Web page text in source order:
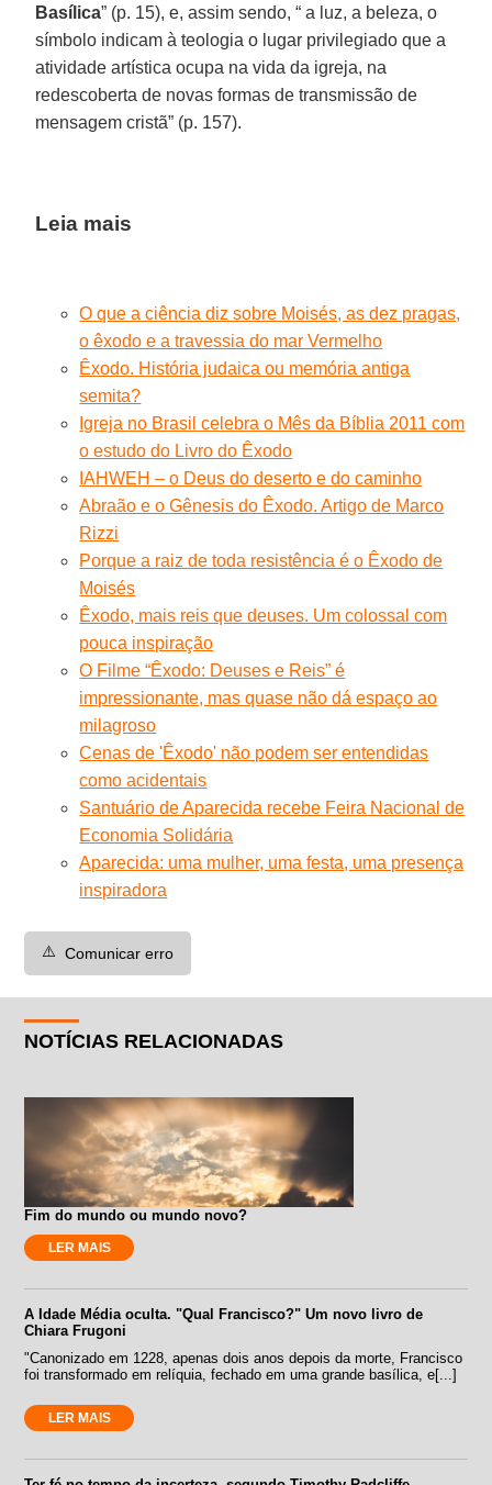
Basílica” (p. 15), e, assim sendo, “ a luz, a beleza, o
símbolo indicam à teologia o lugar privilegiado que a
atividade artística ocupa na vida da igreja, na
redescoberta de novas formas de transmissão de
mensagem cristã” (p. 157).
Leia mais
O que a ciência diz sobre Moisés, as dez pragas,
o êxodo e a travessia do mar Vermelho
Êxodo. História judaica ou memória antiga
semita?
Igreja no Brasil celebra o Mês da Bíblia 2011 com
o estudo do Livro do Êxodo
IAHWEH – o Deus do deserto e do caminho
Abraão e o Gênesis do Êxodo. Artigo de Marco
Rizzi
Porque a raiz de toda resistência é o Êxodo de
Moisés
Êxodo, mais reis que deuses. Um colossal com
pouca inspiração
O Filme “Êxodo: Deuses e Reis” é
impressionante, mas quase não dá espaço ao
milagroso
Cenas de 'Êxodo' não podem ser entendidas
como acidentais
Santuário de Aparecida recebe Feira Nacional de
Economia Solidária
Aparecida: uma mulher, uma festa, uma presença
inspiradora
⚠️ Comunicar erro
NOTÍCIAS RELACIONADAS
Fim do mundo ou mundo novo?
LER MAIS
A Idade Média oculta. "Qual Francisco?" Um novo livro de
Chiara Frugoni
"Canonizado em 1228, apenas dois anos depois da morte, Francisco
foi transformado em relíquia, fechado em uma grande basílica, e[...]
LER MAIS